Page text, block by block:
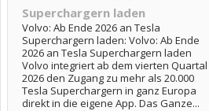
Superchargern laden
Volvo: Ab Ende 2026 an Tesla
Superchargern laden: Volvo: Ab Ende
2026 an Tesla Superchargern laden
Volvo integriert ab dem vierten Quartal
2026 den Zugang zu mehr als 20.000
Tesla Superchargern in ganz Europa
direkt in die eigene App. Das Ganze...